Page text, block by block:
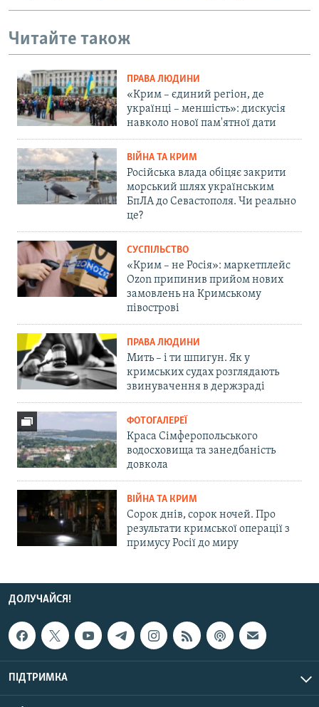
Читайте також
ПРАВА ЛЮДИНИ
«Крим – єдиний регіон, де
українці – меншість»: дискусія
навколо нової пам'ятної дати
ВІЙНА ТА КРИМ
Російська влада обіцяє закрити
морський шлях українським
БпЛА до Севастополя. Чи реально
це?
СУСПІЛЬСТВО
«Крим – не Росія»: маркетплейс
Ozon припинив прийом нових
замовлень на Кримському
півострові
ПРАВА ЛЮДИНИ
Мить – і ти шпигун. Як у
кримських судах розглядають
звинувачення в держзраді
ФОТОГАЛЕРЕЇ
Краса Сімферопольського
водосховища та занедбаність
довкола
ВІЙНА ТА КРИМ
Сорок днів, сорок ночей. Про
результати кримської операції з
примусу Росії до миру
ДОЛУЧАЙСЯ!
ПІДТРИМКА